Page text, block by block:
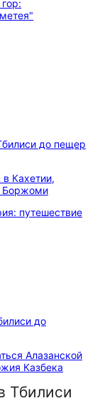
до пещер
Кахетии,
Боржоми
до
Алазанской
Казбека
Тбилиси